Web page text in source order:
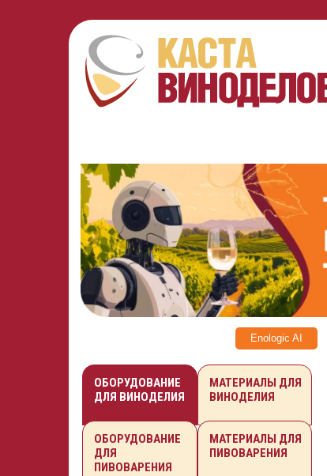
Enologic AI
ОБОРУДОВАНИЕ
ДЛЯ ВИНОДЕЛИЯ
МАТЕРИАЛЫ ДЛЯ
ВИНОДЕЛИЯ
ОБОРУДОВАНИЕ
ДЛЯ
ПИВОВАРЕНИЯ
МАТЕРИАЛЫ ДЛЯ
ПИВОВАРЕНИЯ